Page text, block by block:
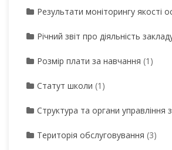
Результати моніторингу якості
Річний звіт про діяльність
Розмір плати за навчання (1)
Статут школи (1)
Структура та органи управління
Територія обслуговування (3)